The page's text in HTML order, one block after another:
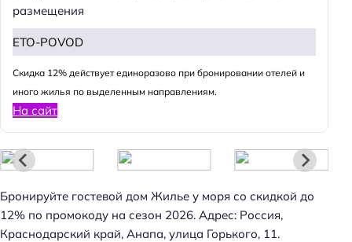
размещения
ETO-POVOD
Cкидка 12% действует единоразово при бронировании отелей и
иного жилья по выделенным направлениям.
На сайт
Бронируйте гостевой дом Жилье у моря со скидкой до
12% по промокоду на сезон 2026. Адрес: Россия,
Краснодарский край, Анапа, улица Горького, 11.
Н
а
й
т